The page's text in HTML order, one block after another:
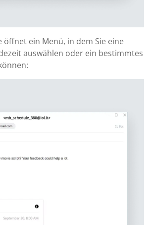
öffnet ein Menü, in dem Sie eine
auswählen oder ein bestimmtes